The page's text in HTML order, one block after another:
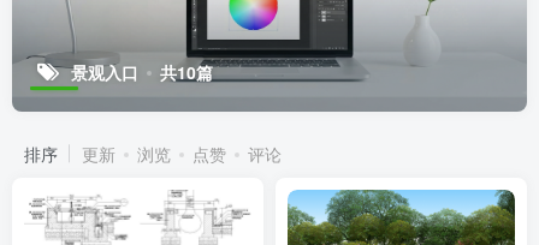
景观入口 共10篇
排序 更新 浏览 点赞 评论